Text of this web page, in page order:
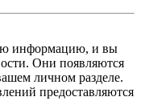
информацию, и вы
Они появляются
личном разделе.
предоставляются